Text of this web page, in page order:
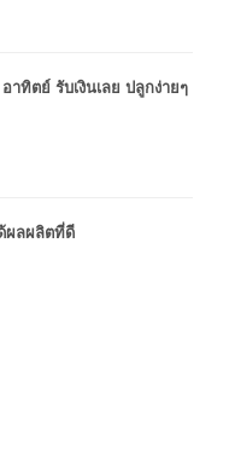
าทิตย์ รับเงินเลย ปลูกง่ายๆ
ผลผลิตที่ดี